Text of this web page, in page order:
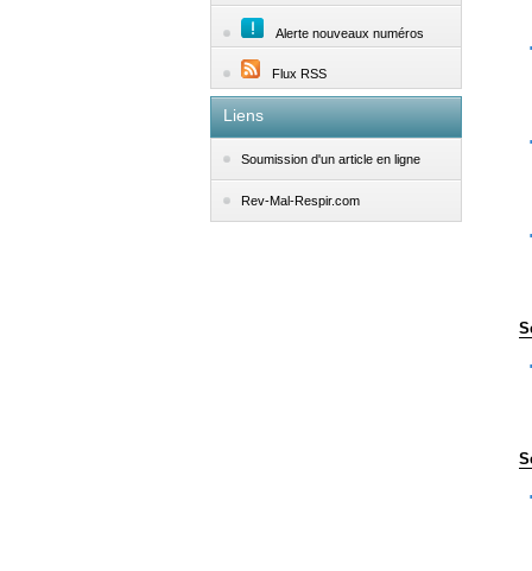
Alerte nouveaux numéros
Flux RSS
Liens
Soumission d'un article en ligne
Rev-Mal-Respir.com